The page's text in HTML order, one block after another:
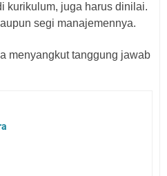
kurikulum, juga harus dinilai.
segi manajemennya.
menyangkut tanggung jawab